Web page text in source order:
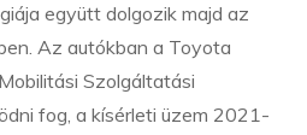
együtt dolgozik majd az
Az autókban a Toyota
Szolgáltatási
fog, a kísérleti üzem 2021-